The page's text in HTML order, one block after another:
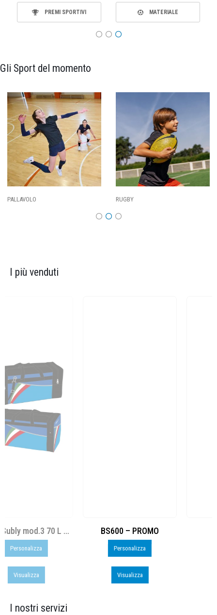
PREMI SPORTIVI MATERIALE
Gli Sport del momento
PALLAVOLO RUGBY
I più venduti
BS600 – PROMO
Personalizza
Run
I nostri servizi